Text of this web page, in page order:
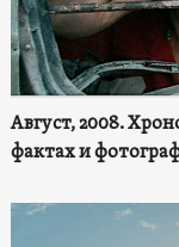
Август, 2008.
фактах и